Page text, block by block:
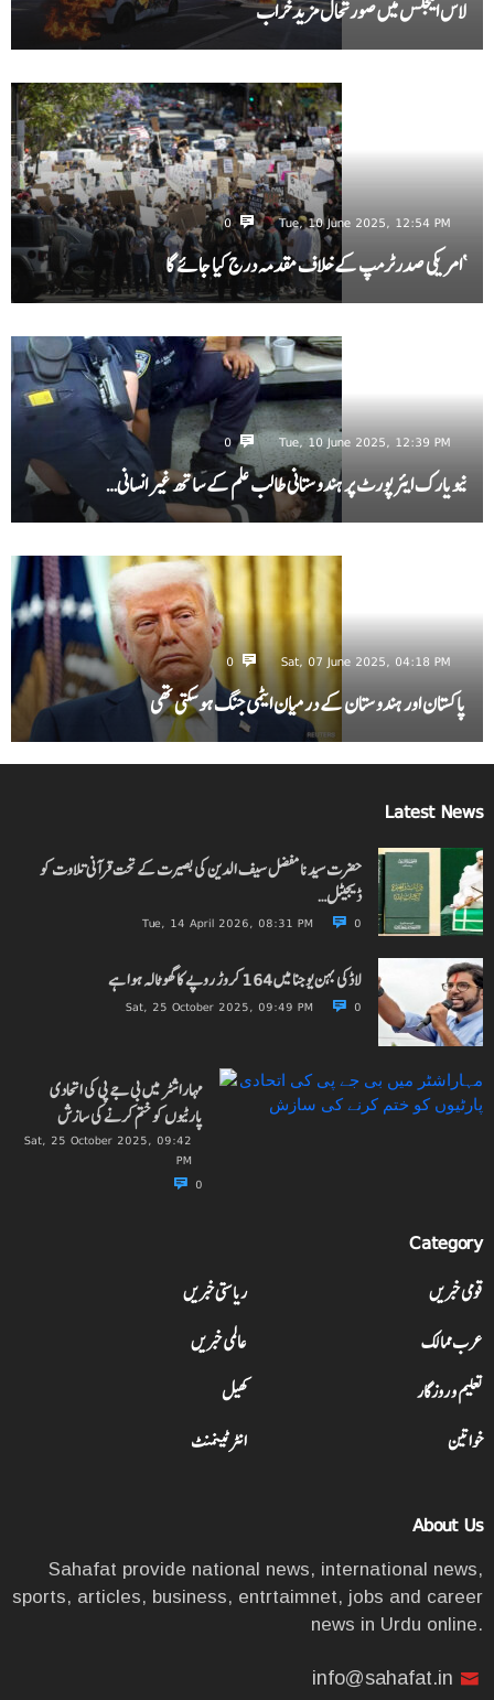
لاس اینجلس میں صورتحال مزید خراب
Tue, 10 June 2025, 12:54 PM
0
‘امریکی صدرٹرمپ کے خلاف مقدمہ درج کیا جائے گا
Tue, 10 June 2025, 12:39 PM
0
نیویارک ایئرپورٹ پر ہندوستانی طالب علم کے ساتھ غیر انسانی…
Sat, 07 June 2025, 04:18 PM
0
پاکستان اور ہندوستان کے درمیان ایٹمی جنگ ہو سکتی تھی
Latest News
حضرت سیدنا مفضل سیف الدین کی بصیرت کے تحت قرآنی تلاوت کو
ڈیجیٹل…
Tue, 14 April 2026, 08:31 PM 0
لاڈکی بہن یوجنا میں 164 کروڑ روپے کا گھوٹالہ ہوا ہے
Sat, 25 October 2025, 09:49 PM 0
مہاراشٹر میں بی جے پی کی اتحادی
پارٹیوں کو ختم کرنے کی سازش
Sat, 25 October 2025, 09:42
PM
0
Category
قومی خبریں
ریاستی خبریں
عرب ممالک
عالمی خبریں
تعلیم و روزگار
کھیل
خواتین
انٹرٹینمنٹ
About Us
Sahafat provide national news, international news,
sports, articles, business, entrtaimnet, jobs and career
news in Urdu online.
info@sahafat.in